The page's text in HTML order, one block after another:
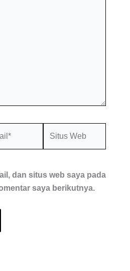
dan situs web saya pada
saya berikutnya.